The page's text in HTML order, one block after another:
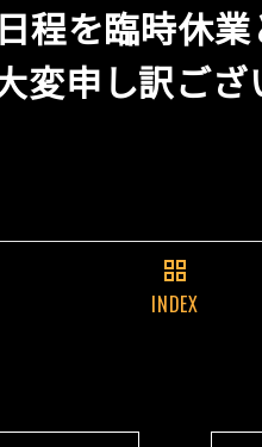
程を臨時休業
変申し訳ご
INDEX